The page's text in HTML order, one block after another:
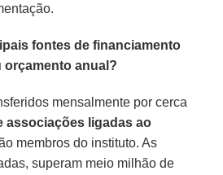
fontes de financiamento
orçamento anual?
mensalmente por cerca
associações ligadas ao
membros do instituto. As
superam meio milhão de